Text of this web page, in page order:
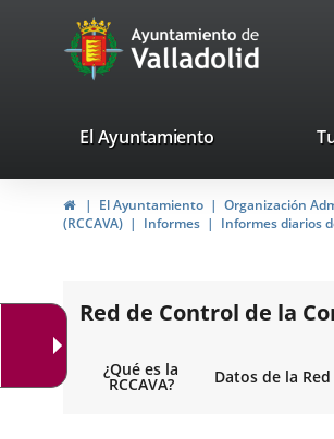
Portal
Web
Ayuntamiento
de
Valladolid
valladolid.es
El Ayuntamiento
InicioEl Ayuntamiento Organización
(RCCAVA)
Informes Informes diarios
Red de Control de la
¿Qué es la
RCCAVA? Datos de la Red